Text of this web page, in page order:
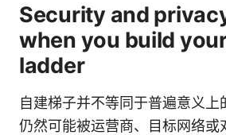
Security and
when you build
ladder
自建梯子并不等同于普遍意义上
仍然可能被运营商、目标网络或